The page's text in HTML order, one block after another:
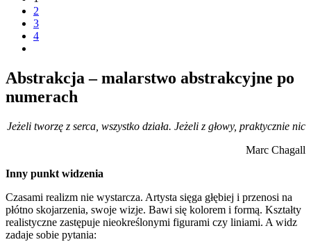
2
3
4
Abstrakcja – malarstwo abstrakcyjne po
numerach
Jeżeli tworzę z serca, wszystko działa. Jeżeli z głowy, praktycznie nic
Marc Chagall
Inny punkt widzenia
Czasami realizm nie wystarcza. Artysta sięga głębiej i przenosi na
płótno skojarzenia, swoje wizje. Bawi się kolorem i formą. Kształty
realistyczne zastępuje nieokreślonymi figurami czy liniami. A widz
zadaje sobie pytania: